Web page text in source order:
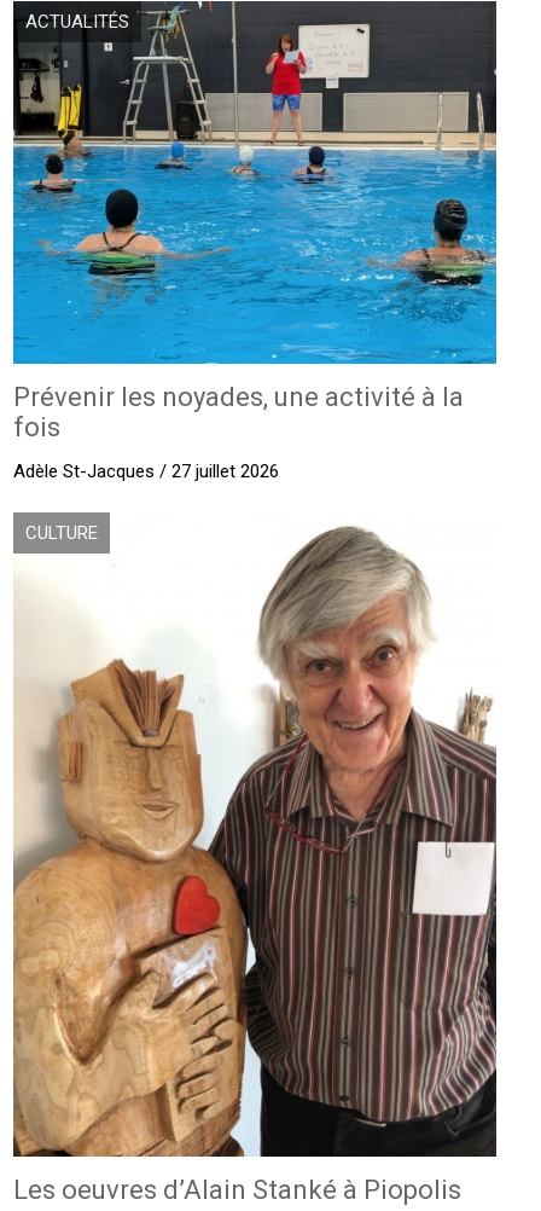
ACTUALITÉS
Prévenir les noyades, une activité à la
fois
Adèle St-Jacques / 27 juillet 2026
CULTURE
Les oeuvres d’Alain Stanké à Piopolis